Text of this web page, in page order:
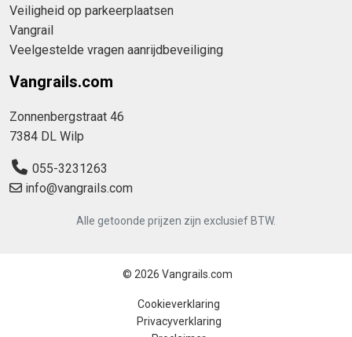
Veiligheid op parkeerplaatsen
Vangrail
Veelgestelde vragen aanrijdbeveiliging
Vangrails.com
Zonnenbergstraat 46
7384 DL Wilp
055-3231263
info@vangrails.com
Alle getoonde prijzen zijn exclusief BTW.
© 2026 Vangrails.com
Cookieverklaring
Privacyverklaring